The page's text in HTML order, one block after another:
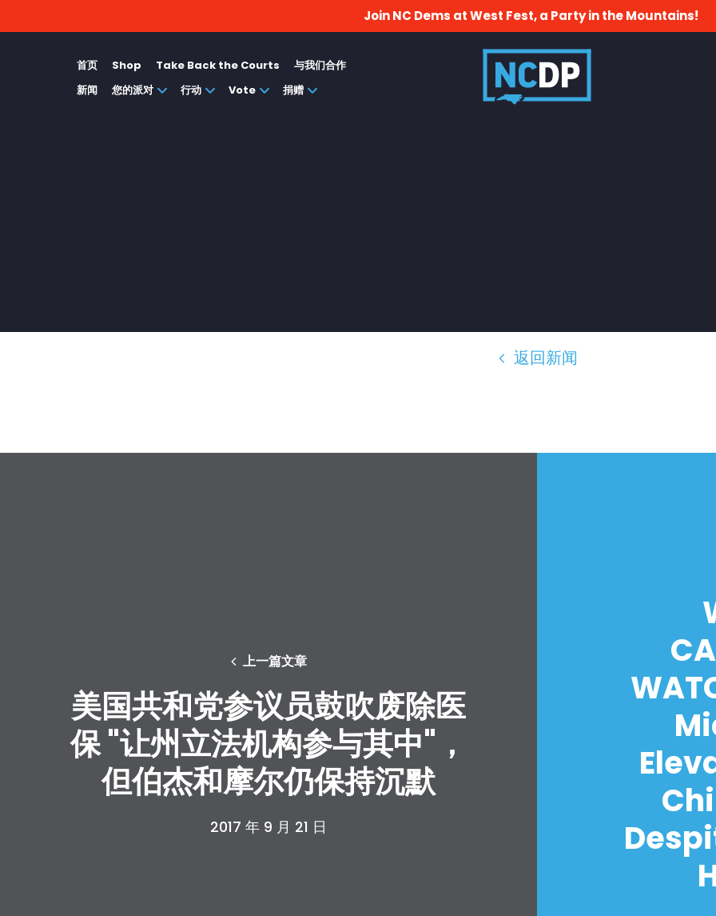
Join NC Dems at West Fest, a Party in the Mountains!
首页 Shop Take Back the Courts
与我们合作
新闻
您的派对 行动 Vote 捐赠
返回新闻
上一篇文章
美国共和党参议员鼓吹废除医
保 "让州立法机构参与其中"，
但伯杰和摩尔仍保持沉默
2017 年 9 月 21 日